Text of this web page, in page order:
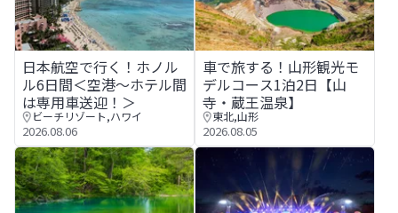
日本航空で行く！ホノルル6日間＜空港～ホテル間は専用車
日本航空で行く！ホノル
ル6日間＜空港～ホテル間
は専用車送迎！＞
ビーチリゾート,ハワイ
2026.08.06
車で旅する！山形観光モデル
車で旅する！山形観光モ
デルコース1泊2日【山
寺・蔵王温泉】
東北,山形
2026.08.05